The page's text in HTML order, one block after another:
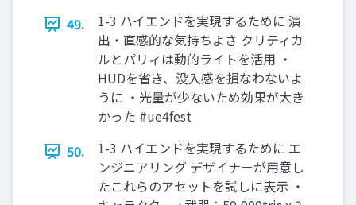
49.
1-3 ハイエンドを実現するために 演
出・直感的な気持ちよさ クリティカ
ルとパリィは動的ライトを活用 ・
HUDを省き、没入感を損なわないよ
うに ・光量が少ないため効果が大き
かった #ue4fest
50.
1-3 ハイエンドを実現するために エ
ンジニアリング デザイナーが用意し
たこれらのアセットを試しに表示 ・